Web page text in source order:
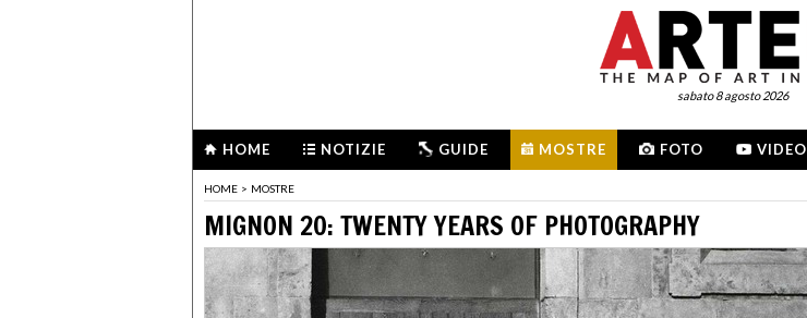
sabato 8 agosto 2026
HOME NOTIZIE GUIDE MOSTRE FOTO VIDEO
HOME > MOSTRE
MIGNON 20: TWENTY YEARS OF PHOTOGRAPHY